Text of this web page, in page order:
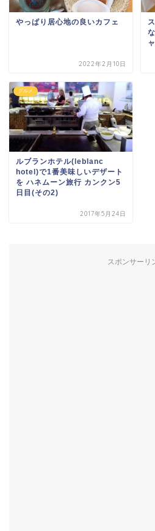
やっぱり居心地の良いカフェ
2022年2月10日
グルメ
ルブランホテル(leblanc
hotel)で1番美味しいデザート
を ハネムーン旅行 カンクン5
日目(その2)
2017年5月24日
スポンサーリ